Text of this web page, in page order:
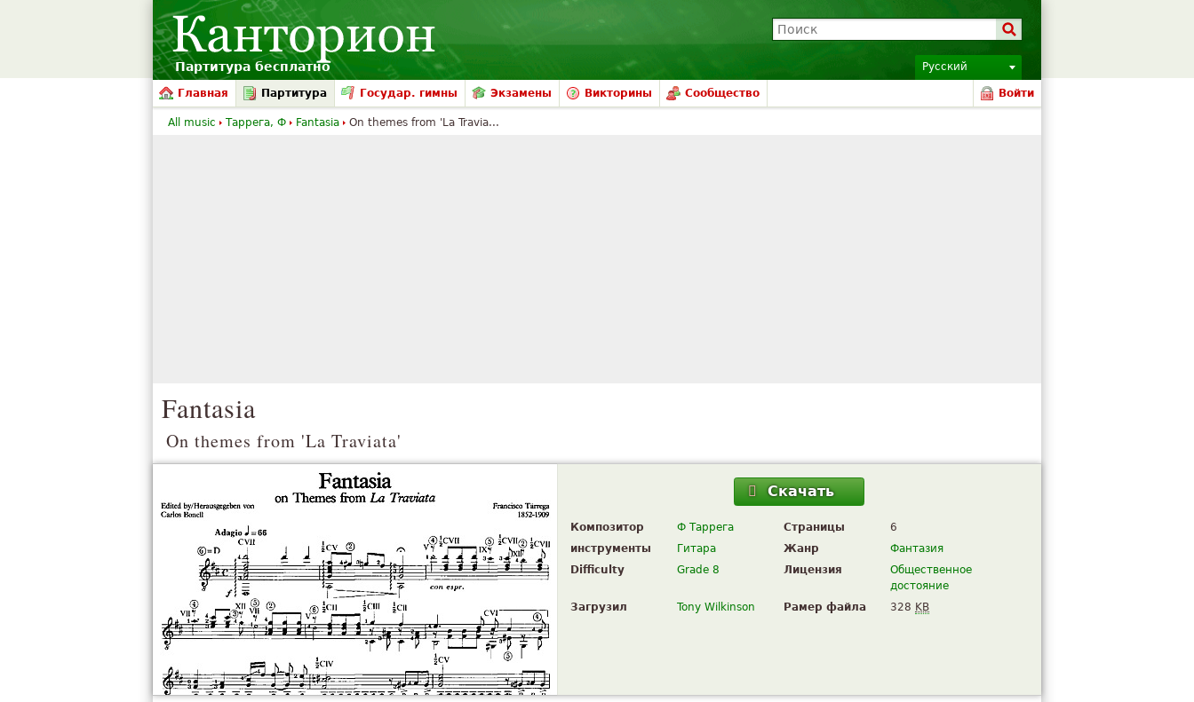
Партитура бесплатно Русский
Главная Партитура Государ. гимны Экзамены Викторины Сообщество Войти
Fantasia
On themes from 'La Traviata'
Скачать
Композитор Ф Таррега Страницы
6
инструменты
Гитара Жанр
Фантазия
Difficulty
Grade 8 Лицензия
Общественное
достояние
Загрузил
Tony Wilkinson Рамер файла 328 KB
All music Таррега, Ф Fantasia On themes from 'La Travia...